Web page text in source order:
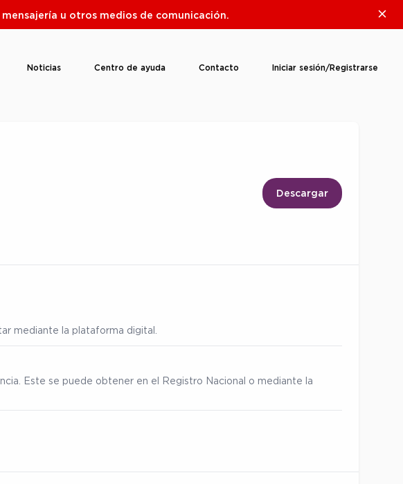
u otros medios de comunicación.
Noticias Centro de ayuda Contacto Iniciar sesión/Registrarse
Descargar
mediante la plataforma digital.
Este se puede obtener en el Registro Nacional o mediante la